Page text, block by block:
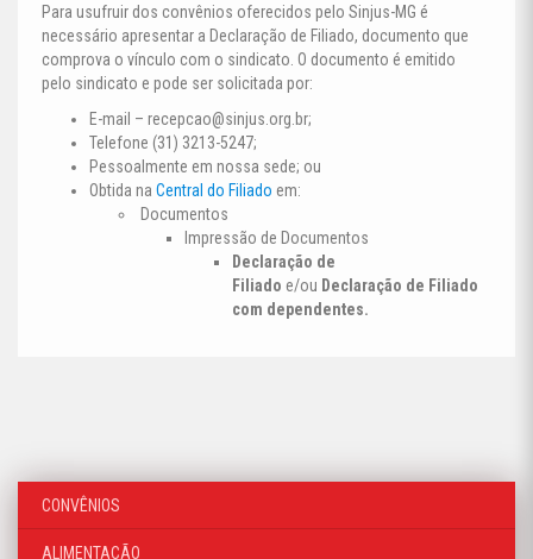
Para usufruir dos convênios oferecidos pelo Sinjus-MG é
necessário apresentar a Declaração de Filiado, documento que
comprova o vínculo com o sindicato. O documento é emitido
pelo sindicato e pode ser solicitada por:
E-mail – recepcao@sinjus.org.br;
Telefone (31) 3213-5247;
Pessoalmente em nossa sede; ou
Obtida na Central do Filiado em:
Documentos
Impressão de Documentos
Declaração de
Filiado e/ou Declaração de Filiado
com dependentes.
CONVÊNIOS
ALIMENTAÇÃO